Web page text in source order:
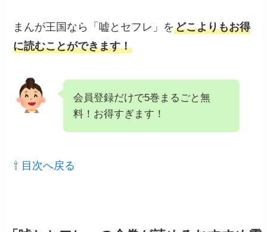
まんが王国なら「嘘とセフレ」をどこよりもお得
に読むことができます！
会員登録だけで5巻まるごと無
料！お得すぎます！
⇧ 目次へ戻る